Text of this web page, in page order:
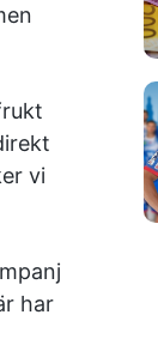
vi
har